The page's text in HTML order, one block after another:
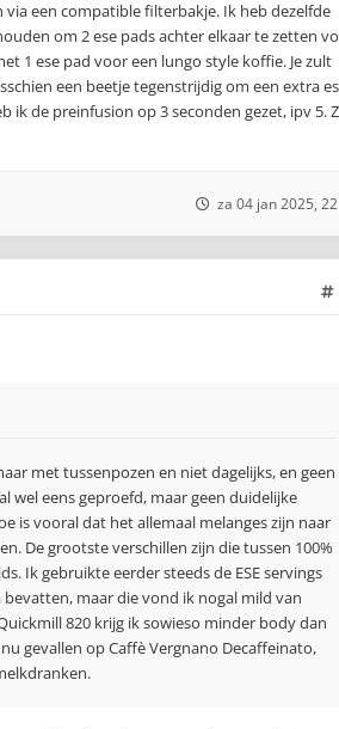
een compatible filterbakje. Ik heb dezelfde
om 2 ese pads achter elkaar te zetten
1 ese pad voor een lungo style koffie. Je zult
een beetje tegenstrijdig om een extra
ik de preinfusion op 3 seconden gezet, ipv 5.
za 04 jan 2025,
met tussenpozen en niet dagelijks, en geen
wel eens geproefd, maar geen duidelijke
is vooral dat het allemaal melanges zijn naar
De grootste verschillen zijn die tussen 100%
Ik gebruikte eerder steeds de ESE servings
bevatten, maar die vond ik nogal mild van
820 krijg ik sowieso minder body dan
gevallen op Caffè Vergnano Decaffeinato,